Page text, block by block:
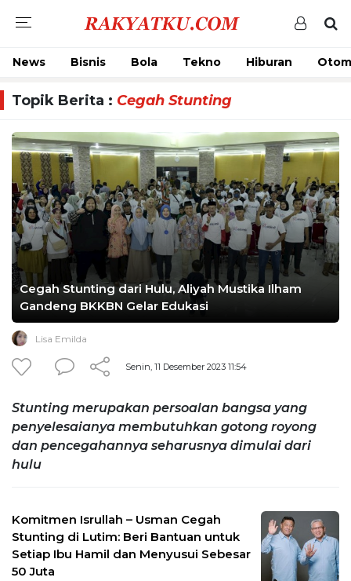
News Bisnis Bola Tekno Hiburan
Topik Berita : Cegah Stunting
Cegah Stunting dari Hulu, Aliyah Mustika Ilham
Gandeng BKKBN Gelar Edukasi
Lisa Emilda
Senin, 11 Desember 2023 11:54
Stunting merupakan persoalan bangsa yang
penyelesaianya membutuhkan gotong royong
dan pencegahannya seharusnya dimulai dari
hulu
Komitmen Isrullah – Usman Cegah
Stunting di Lutim: Beri Bantuan untuk
Setiap Ibu Hamil dan Menyusui Sebesar
50 Juta